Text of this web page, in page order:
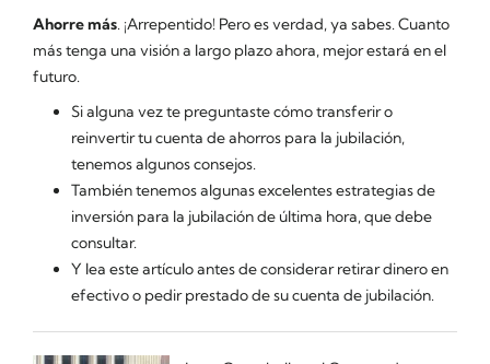
Ahorre más. ¡Arrepentido! Pero es verdad, ya sabes. Cuanto
más tenga una visión a largo plazo ahora, mejor estará en el
futuro.
Si alguna vez te preguntaste cómo transferir o
reinvertir tu cuenta de ahorros para la jubilación,
tenemos algunos consejos.
También tenemos algunas excelentes estrategias de
inversión para la jubilación de última hora, que debe
consultar.
Y lea este artículo antes de considerar retirar dinero en
efectivo o pedir prestado de su cuenta de jubilación.